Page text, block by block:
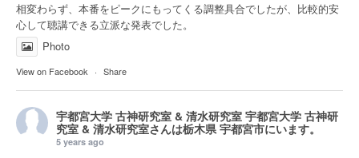
相変わらず、本番をピークにもってくる調整具合でしたが、比較的安
心して聴講できる立派な発表でした。
Photo
View on Facebook · Share
宇都宮大学 古神研究室 & 清水研究室 宇都宮大学 古神研
究室 & 清水研究室さんは栃木県 宇都宮市にいます。
5 years ago